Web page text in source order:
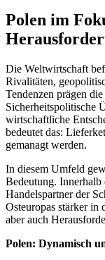
Polen im
Die Weltwirtschaft
Rivalitäten,
Tendenzen prägen
Sicherheitspolitische
wirtschaftliche
bedeutet das:
gemanagt werden.
In diesem Umfeld
Bedeutung.
Handelspartner der
Osteuropas stärker in
aber auch
Polen: Dynamisch